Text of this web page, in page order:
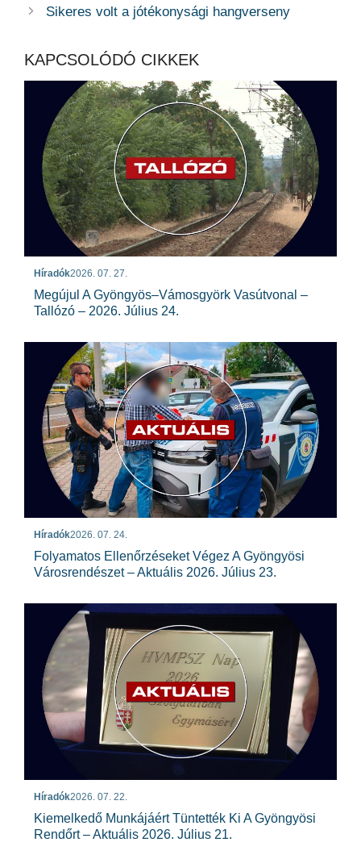
Sikeres volt a jótékonysági hangverseny
KAPCSOLÓDÓ CIKKEK
Híradók2026. 07. 27.
Megújul A Gyöngyös–Vámosgyörk Vasútvonal –
Tallózó – 2026. Július 24.
Híradók2026. 07. 24.
Folyamatos Ellenőrzéseket Végez A Gyöngyösi
Városrendészet – Aktuális 2026. Július 23.
Híradók2026. 07. 22.
Kiemelkedő Munkájáért Tüntették Ki A Gyöngyösi
Rendőrt – Aktuális 2026. Július 21.